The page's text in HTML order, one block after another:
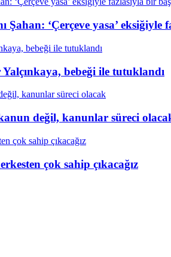
‘Çerçeve yasa’ eksiğiyle
bebeği ile tutuklandı
değil, kanunlar süreci
çok sahip çıkacağız